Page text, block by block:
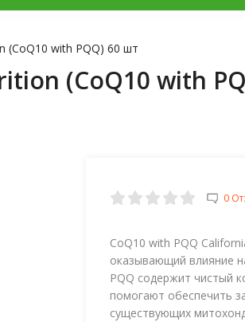
(CoQ10 with PQQ) 60 шт
(CoQ10 with
0
CoQ10 with PQQ
оказывающий влияние
PQQ содержит чистый
помогают обеспечить
существующих